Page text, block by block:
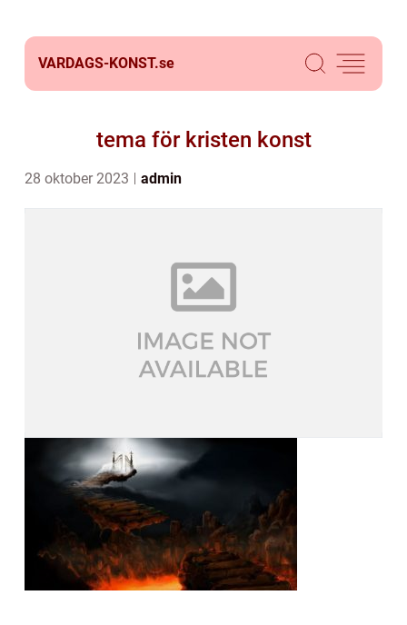
VARDAGS-KONST.se
tema för kristen konst
28 oktober 2023 admin